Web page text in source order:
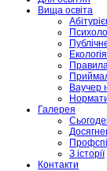
Вища освіта
Екологія
Ваучер
Галерея
З історії
Контакти